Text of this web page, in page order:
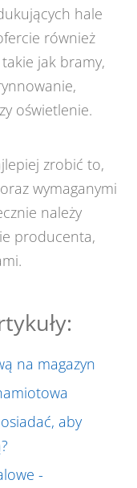
hale
również
jak bramy,
oświetlenie.
zrobić to,
wymaganymi
należy
producenta,
na magazyn
aby
-